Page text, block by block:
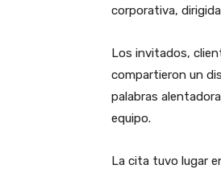
corporativa,
Los invitados,
compartieron un
palabras
equipo.
La cita tuvo lugar